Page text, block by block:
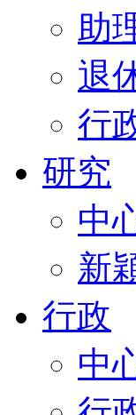
助
退
行
研究
中
新
行政
中